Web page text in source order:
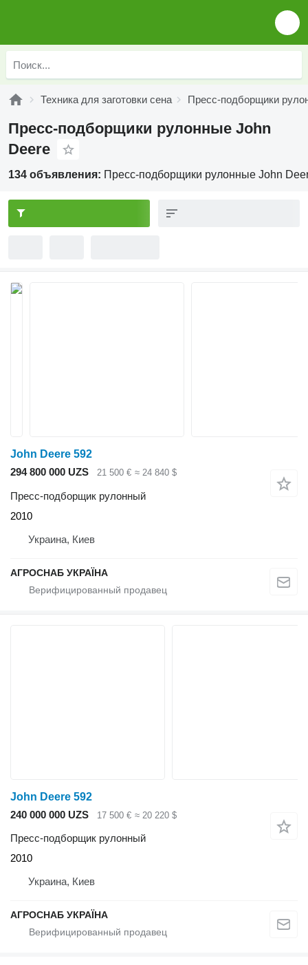
Техника для заготовки сена Пресс-подборщики
Пресс-подборщики рулонные John
Deere
134 объявления: Пресс-подборщики рулонные John
John Deere 592
294 800 000 UZS
21 500 € ≈ 24 840 $
Пресс-подборщик рулонный
2010
Украина, Киев
АГРОСНАБ УКРАЇНА
John Deere 592
240 000 000 UZS
17 500 € ≈ 20 220 $
Пресс-подборщик рулонный
2010
Украина, Киев
АГРОСНАБ УКРАЇНА